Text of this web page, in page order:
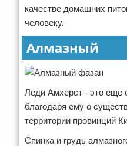
качестве домашних
человеку.
Алмазный
Леди Амхерст - это еще
благодаря ему о
территории провинций
Спинка и грудь